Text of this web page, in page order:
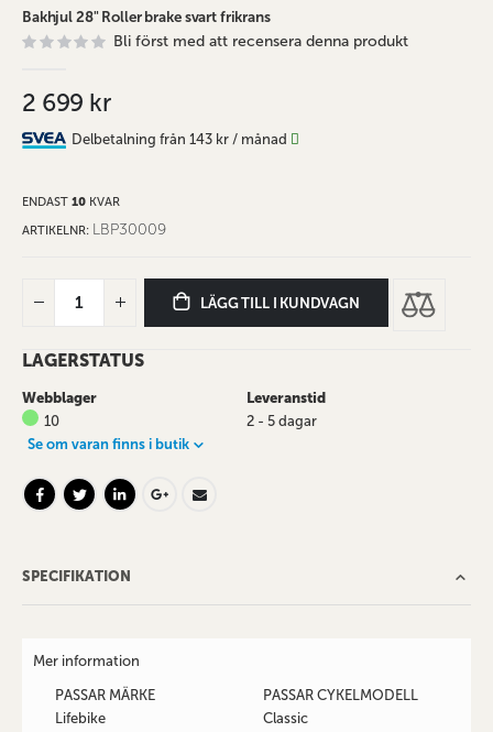
till
början
Bakhjul 28" Roller brake svart frikrans
Bli först med att recensera denna produkt
2 699 kr
Delbetalning från 143 kr / månad
ENDAST 10 KVAR
ARTIKELNR LBP30009
LÄGG TILL I KUNDVAGN
LAGERSTATUS
Webblager
Leveranstid
10
2 - 5 dagar
Se om varan finns i butik
SPECIFIKATION
Mer information
PASSAR MÄRKE
Lifebike
PASSAR CYKELMODELL
Classic